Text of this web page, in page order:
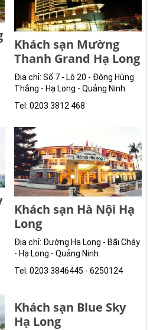
Khách sạn Mường
Thanh Grand Hạ Long
Địa chỉ: Số 7 - Lô 20 - Đông Hùng
Thắng - Hạ Long - Quảng Ninh
Tel: 0203 3812 468
Khách sạn Hà Nội Hạ
Long
Địa chỉ: Đường Hạ Long - Bãi Cháy
- Hạ Long - Quảng Ninh
Tel: 0203 3846445 - 6250124
Khách sạn Blue Sky
Hạ Long